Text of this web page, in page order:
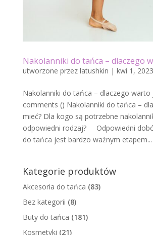
Nakolanniki do tańca – dlaczego
utworzone przez latushkin | kwi 1, 2023
Nakolanniki do tańca – dlaczego warto
comments () Nakolanniki do tańca –
mieć? Dla kogo są potrzebne
odpowiedni rodzaj? Odpowiedni
do tańca jest bardzo ważnym etapem...
Kategorie produktów
Akcesoria do tańca (83)
Bez kategorii (8)
Buty do tańca (181)
Kosmetyki (21)